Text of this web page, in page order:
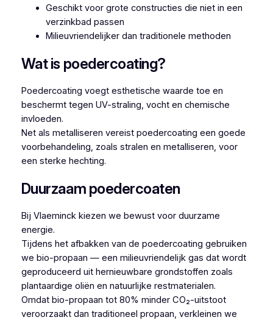
Geschikt voor grote constructies die niet in een
verzinkbad passen
Milieuvriendelijker dan traditionele methoden
Wat is poedercoating?
Poedercoating voegt esthetische waarde toe en
beschermt tegen UV-straling, vocht en chemische
invloeden.
Net als metalliseren vereist poedercoating een goede
voorbehandeling, zoals stralen en metalliseren, voor
een sterke hechting.
Duurzaam poedercoaten
Bij Vlaeminck kiezen we bewust voor duurzame
energie.
Tijdens het afbakken van de poedercoating gebruiken
we bio-propaan — een milieuvriendelijk gas dat wordt
geproduceerd uit hernieuwbare grondstoffen zoals
plantaardige oliën en natuurlijke restmaterialen.
Omdat bio-propaan tot 80% minder CO₂-uitstoot
veroorzaakt dan traditioneel propaan, verkleinen we